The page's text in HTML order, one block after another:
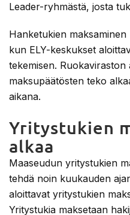
Leader-ryhmästä, josta
Hanketukien
kun ELY-keskukset
tekemisen.
maksupäätösten teko
aikana.
Yritystukien
alkaa
Maaseudun yritystukien
tehdä noin kuukauden
aloittavat yritystukien
Yritystukia maksetaan